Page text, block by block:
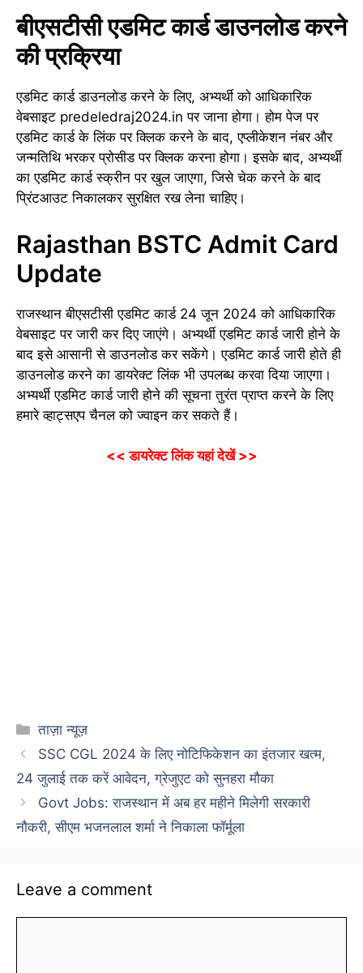
बीएसटीसी एडमिट कार्ड डाउनलोड करने
की प्रक्रिया
एडमिट कार्ड डाउनलोड करने के लिए, अभ्यर्थी को आधिकारिक
वेबसाइट predeledraj2024.in पर जाना होगा। होम पेज पर
एडमिट कार्ड के लिंक पर क्लिक करने के बाद, एप्लीकेशन नंबर और
जन्मतिथि भरकर प्रोसीड पर क्लिक करना होगा। इसके बाद, अभ्यर्थी
का एडमिट कार्ड स्क्रीन पर खुल जाएगा, जिसे चेक करने के बाद
प्रिंटआउट निकालकर सुरक्षित रख लेना चाहिए।
Rajasthan BSTC Admit Card
Update
राजस्थान बीएसटीसी एडमिट कार्ड 24 जून 2024 को आधिकारिक
वेबसाइट पर जारी कर दिए जाएंगे। अभ्यर्थी एडमिट कार्ड जारी होने के
बाद इसे आसानी से डाउनलोड कर सकेंगे। एडमिट कार्ड जारी होते ही
डाउनलोड करने का डायरेक्ट लिंक भी उपलब्ध करवा दिया जाएगा।
अभ्यर्थी एडमिट कार्ड जारी होने की सूचना तुरंत प्राप्त करने के लिए
हमारे व्हाट्सएप चैनल को ज्वाइन कर सकते हैं।
<< डायरेक्ट लिंक यहां देखें >>
Categories
ताज़ा न्यूज़
SSC CGL 2024 के लिए नोटिफिकेशन का इंतजार खत्म,
24 जुलाई तक करें आवेदन, ग्रेजुएट को सुनहरा मौका
Govt Jobs: राजस्थान में अब हर महीने मिलेगी सरकारी
नौकरी, सीएम भजनलाल शर्मा ने निकाला फॉर्मूला
Leave a comment